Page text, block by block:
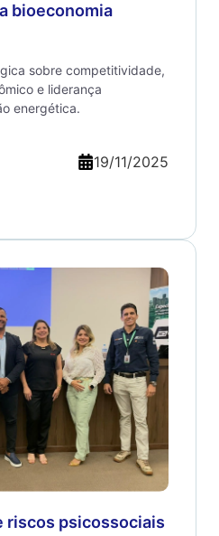
bioeconomia
sobre competitividade,
e liderança
energética.
19/11/2025
riscos psicossociais